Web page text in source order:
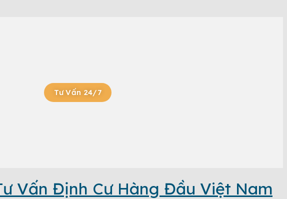
Tư Vấn 24/7
Vấn Định Cư Hàng Đầu Việt Nam